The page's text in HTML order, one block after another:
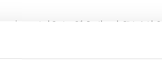
Castor Oil, Panthenol, Citric Acid,
Parkii (Shea) Butter, Hydrolyzed Rice Protein,
(Sugar Maple) Extract, Carya Illinoensis